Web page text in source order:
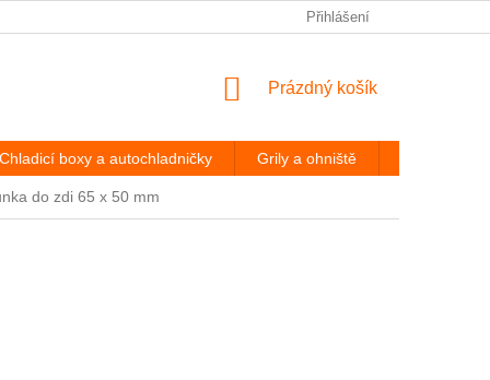
PODMÍNKY OCHRANY OSOBNÍCH ÚDAJŮ ODSTOUPENÍ OD
Přihlášení
NÁKUPNÍ
Prázdný košík
Chladicí boxy a autochladničky Grily a ohniště
do zdi 65 x 50 mm